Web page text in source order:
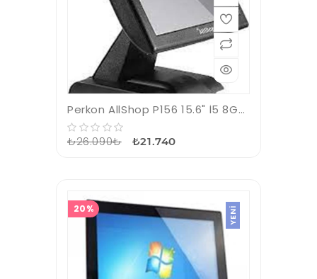
Perkon AllShop P156 15.6" İ5 8GB,128GB SSD + 11.6 " Çift Ekran Fiyat Gör Cihazı Pos Pc
₺26.090₺ ₺21.740
20% YENI